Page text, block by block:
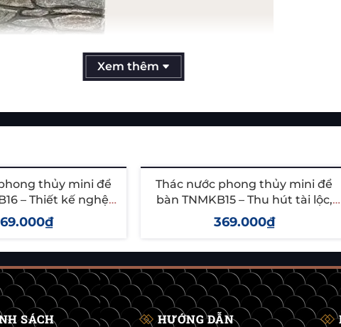
Xem thêm
thủy mini để
– Thiết kế nghệ
tài lộc & bình an
Thác nước phong thủy mini để
bàn TNMKB15 – Thu hút tài lộc,
trang trí sang trọng
369.000₫
SÁCH HƯỚNG DẪN